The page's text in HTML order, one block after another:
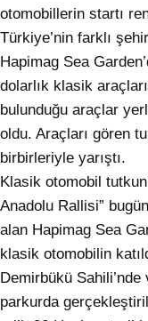
otomobillerin startı
Türkiye’nin farklı
Hapimag Sea
dolarlık klasik
bulunduğu araçlar
oldu. Araçları gören
birbirleriyle yarıştı.
Klasik otomobil
Anadolu Rallisi”
alan Hapimag Sea
klasik otomobilin
Demirbükü
parkurda